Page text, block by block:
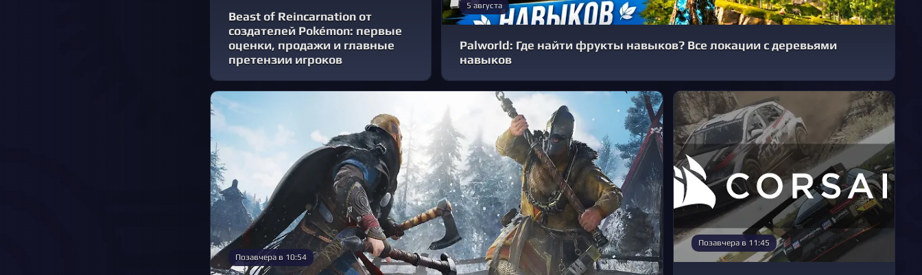
Beast of Reincarnation от
создателей Pokémon: первые
оценки, продажи и главные
претензии игроков
5 августа
Palworld: Где найти фрукты навыков? Все локации с деревьями
навыков
Позавчера в 10:54
Позавчера в 11:45